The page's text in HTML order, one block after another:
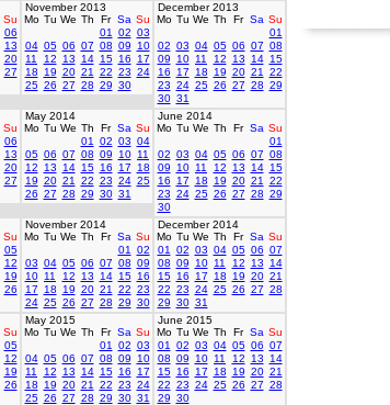
Su
06
13
20
27
November 2013
Mo Tu We Th Fr Sa Su
01
02 03
04 05 06 07 08 09
10
11
12 13 14 15 16
17
18
19 20 21 22 23 24
25 26 27 28 29 30
December 2013
Mo Tu We Th Fr Sa Su
01
02 03 04 05 06 07 08
09
10 11 12 13 14 15
16
17 18 19 20 21
22
23 24 25 26 27 28 29
30 31
Su
06
13
20
27
May 2014
Mo Tu We Th Fr Sa Su
01
02 03 04
05 06 07 08 09 10 11
12
13 14 15 16 17
18
19 20 21 22 23 24 25
26 27 28 29 30 31
June 2014
Mo Tu We Th Fr Sa Su
01
02 03 04 05 06 07 08
09
10 11 12 13 14 15
16
17 18 19 20 21
22
23 24 25 26 27 28 29
30
Su
05
12
19
26
November 2014
Mo Tu We Th Fr Sa Su
01
02
03 04 05 06 07 08 09
10 11 12 13 14 15 16
17
18 19 20 21 22 23
24 25 26 27 28 29 30
December 2014
Mo Tu We Th Fr Sa Su
01
02 03 04 05 06 07
08 09 10 11 12 13
14
15 16 17 18 19 20 21
22 23 24 25 26 27 28
29 30 31
Su
05
12
19
26
May 2015
Mo Tu We Th Fr Sa Su
01
02 03
04 05 06 07 08 09
10
11
12 13 14 15 16
17
18
19 20 21 22 23 24
25 26 27 28 29 30 31
June 2015
Mo Tu We Th Fr Sa Su
01
02 03 04 05 06 07
08 09 10 11 12 13
14
15 16 17 18 19 20 21
22 23 24 25 26 27 28
29 30